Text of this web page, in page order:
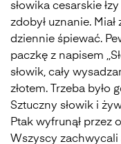
słowika cesarskie
zdobył uznanie.
dziennie śpiewać.
paczkę z napisem
słowik, cały
złotem. Trzeba było
Sztuczny słowik i
Ptak wyfrunął przez
Wszyscy zachwycali